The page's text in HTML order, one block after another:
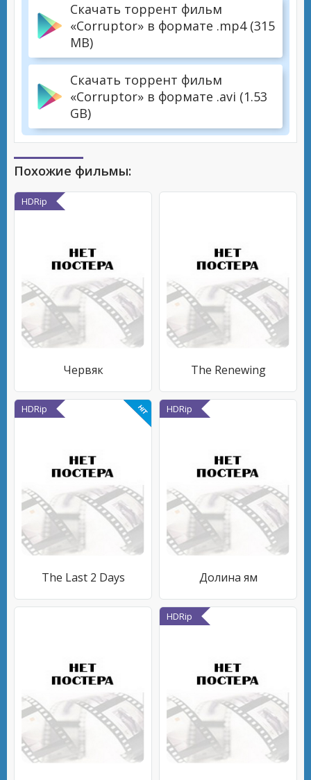
Скачать торрент фильм
«Corruptor» в формате .mp4 (315
MB)
Скачать торрент фильм
«Corruptor» в формате .avi (1.53
GB)
Похожие фильмы:
HDRip
Червяк The Renewing
HDRip
The Last 2 Days
HDRip
Долина ям
HDRip